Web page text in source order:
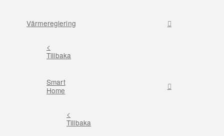
Värmereglering
<
Tillbaka
Smart
Home
<
Tillbaka